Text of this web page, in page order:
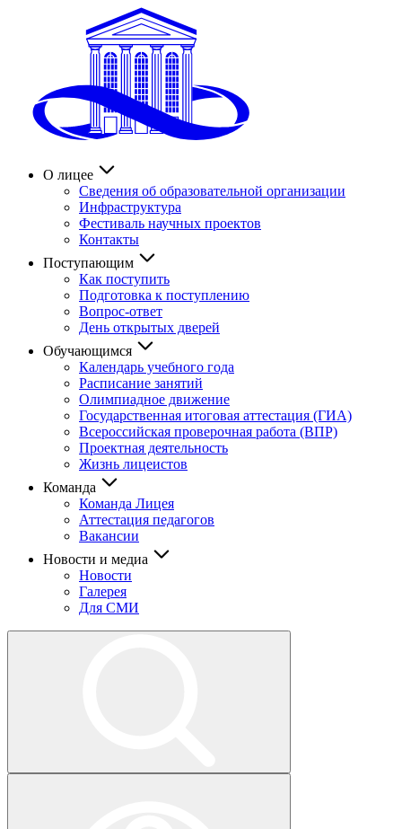
О лицее
Сведения об образовательной организации
Инфраструктура
Фестиваль научных проектов
Контакты
Поступающим
Как поступить
Подготовка к поступлению
Вопрос-ответ
День открытых дверей
Обучающимся
Календарь учебного года
Расписание занятий
Олимпиадное движение
Государственная итоговая аттестация (ГИА)
Всероссийская проверочная работа (ВПР)
Проектная деятельность
Жизнь лицеистов
Команда
Команда Лицея
Аттестация педагогов
Вакансии
Новости и медиа
Новости
Галерея
Для СМИ